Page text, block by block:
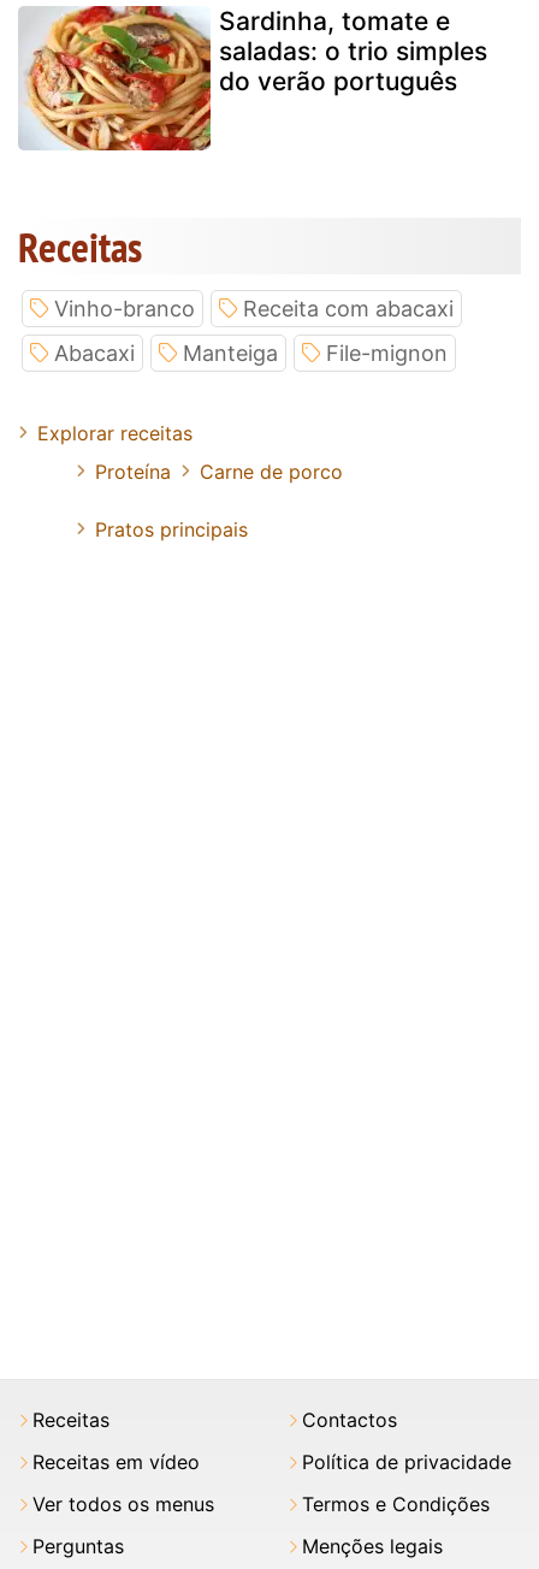
Sardinha, tomate e
saladas: o trio simples
do verão português
Receitas
Vinho-branco
Receita com abacaxi
Abacaxi
Manteiga File-mignon
Explorar receitas
Proteína
Carne de porco
Pratos principais
Receitas
Receitas em vídeo
Ver todos os menus
Perguntas
Contactos
Política de privacidade
Termos e Condições
Menções legais